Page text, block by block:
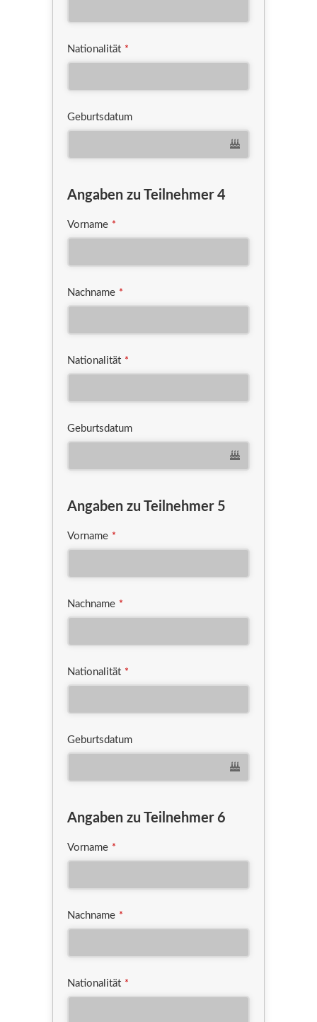
Nationalität *
Geburtsdatum
Angaben zu Teilnehmer 4
Vorname *
Nachname *
Nationalität *
Geburtsdatum
Angaben zu Teilnehmer 5
Vorname *
Nachname *
Nationalität *
Geburtsdatum
Angaben zu Teilnehmer 6
Vorname *
Nachname *
Nationalität *